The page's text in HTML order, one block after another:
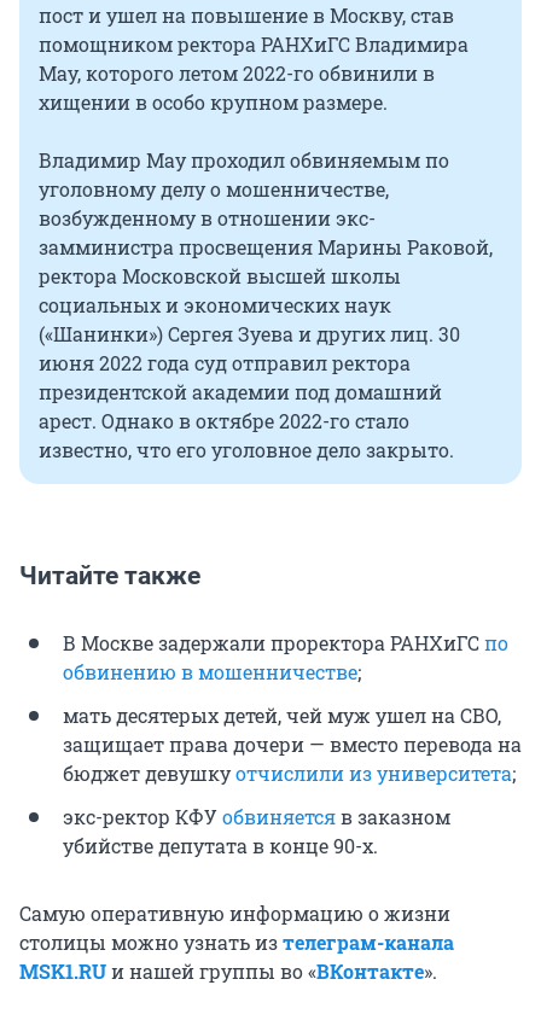
пост и ушел на повышение в Москву, став
помощником ректора РАНХиГС Владимира
Мау, которого летом 2022-го обвинили в
хищении в особо крупном размере.
Владимир Мау проходил обвиняемым по
уголовному делу о мошенничестве,
возбужденному в отношении экс-
замминистра просвещения Марины Раковой,
ректора Московской высшей школы
социальных и экономических наук
(«Шанинки») Сергея Зуева и других лиц. 30
июня 2022 года суд отправил ректора
президентской академии под домашний
арест. Однако в октябре 2022-го стало
известно, что его уголовное дело закрыто.
Читайте также
В Москве задержали проректора РАНХиГСпо
обвинению в мошенничестве;
мать десятерых детей, чей муж ушел на СВО,
защищает права дочери — вместо перевода на
бюджет девушкуотчислили из университета;
экс-ректор КФУобвиняетсяв заказном
убийстве депутата в конце 90-х.
Самую оперативную информацию о жизни
столицы можно узнать изтелеграм-канала
MSK1.RUи нашей группы во «ВКонтакте».